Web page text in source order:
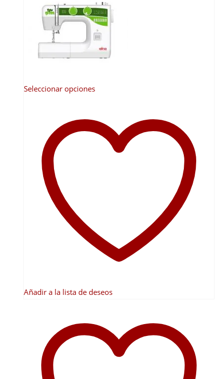
326,45 €.310,13 €.
Seleccionar opcionesEste
múltiples
variantes.
la
página
Añadir a la lista de deseos